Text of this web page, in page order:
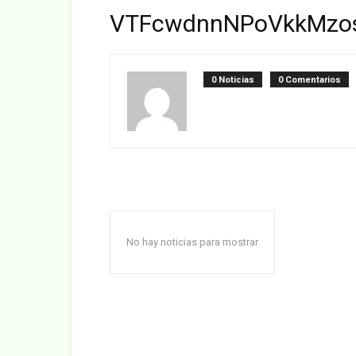
0 Noticias 0 Comentarios
No hay noticias para mostrar